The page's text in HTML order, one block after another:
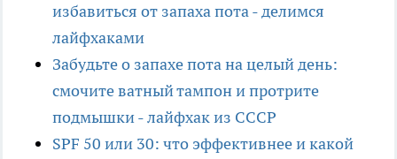
избавиться от запаха пота - делимся
лайфхаками
Забудьте о запахе пота на целый день:
смочите ватный тампон и протрите
подмышки - лайфхак из СССР
SPF 50 или 30: что эффективнее и какой